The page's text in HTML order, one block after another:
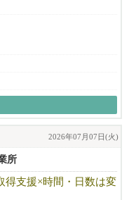
ひご応募ください！
2026年07月07日(火)
所
得支援×時間・日数は変